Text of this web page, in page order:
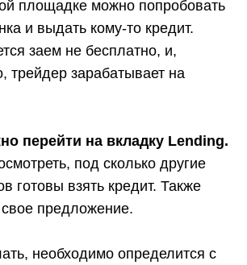
площадке можно попробовать
и выдать кому-то кредит.
заем не бесплатно, и,
трейдер зарабатывает на
перейти на вкладку Lending.
под сколько другие
готовы взять кредит. Также
предложение.
необходимо определится с